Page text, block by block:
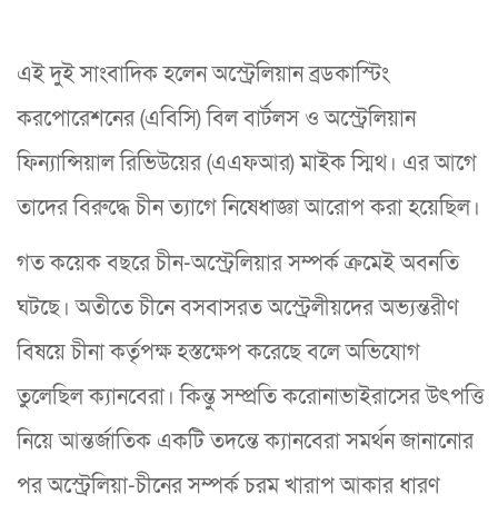
এই দুই সাংবাদিক হলেন অস্ট্রেলিয়ান ব্রডকাস্টিং
করপোরেশনের (এবিসি) বিল বার্টলস ও অস্ট্রেলিয়ান
ফিন্যান্সিয়াল রিভিউয়ের (এএফআর) মাইক স্মিথ। এর আগে
তাদের বিরুদ্ধে চীন ত্যাগে নিষেধাজ্ঞা আরোপ করা হয়েছিল।
গত কয়েক বছরে চীন-অস্ট্রেলিয়ার সম্পর্ক ক্রমেই অবনতি
ঘটছে। অতীতে চীনে বসবাসরত অস্ট্রেলীয়দের অভ্যন্তরীণ
বিষয়ে চীনা কর্তৃপক্ষ হস্তক্ষেপ করেছে বলে অভিযোগ
তুলেছিল ক্যানবেরা। কিন্তু সম্প্রতি করোনাভাইরাসের উৎপত্তি
নিয়ে আন্তর্জাতিক একটি তদন্তে ক্যানবেরা সমর্থন জানানোর
পর অস্ট্রেলিয়া-চীনের সম্পর্ক চরম খারাপ আকার ধারণ